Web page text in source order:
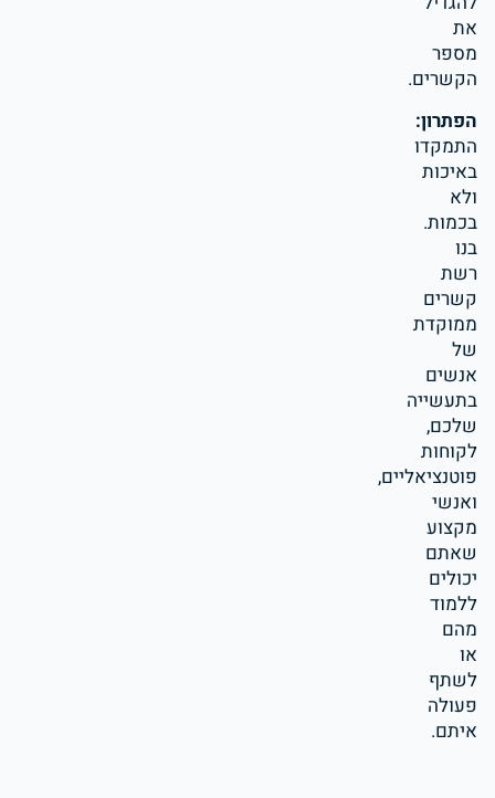
את
מספר
הקשרים.
הפתרון:
התמקדו
באיכות
ולא
בכמות.
בנו
רשת
קשרים
ממוקדת
של
אנשים
בתעשייה
שלכם,
לקוחות
פוטנציאליים,
ואנשי
מקצוע
שאתם
יכולים
ללמוד
מהם
או
לשתף
פעולה
איתם.